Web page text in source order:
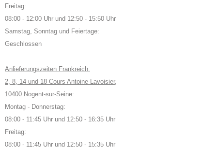
Freitag:
08:00 - 12:00 Uhr und 12:50 - 15:50 Uhr
Samstag, Sonntag und Feiertage:
Geschlossen
Anlieferungszeiten Frankreich:
2, 8, 14 und 18 Cours Antoine Lavoisier,
10400 Nogent-sur-Seine:
Montag - Donnerstag:
08:00 - 11:45 Uhr und 12:50 - 16:35 Uhr
Freitag:
08:00 - 11:45 Uhr und 12:50 - 15:35 Uhr